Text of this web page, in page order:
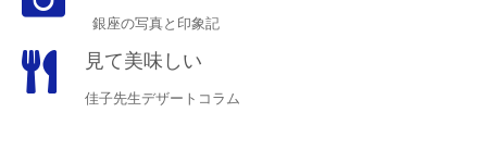
銀座の写真と印象記
見て美味しい
佳子先生デザートコラム